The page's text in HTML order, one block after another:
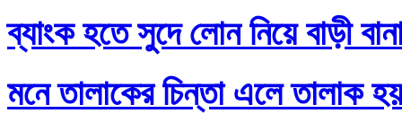
ব্যাংক হতে সুদে লোন নিয়ে বাড়ী
মনে তালাকের চিন্তা এলে তালাক